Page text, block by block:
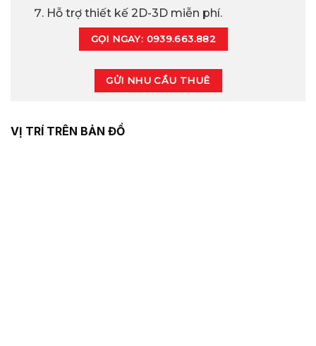
Hỗ trợ thiết kế 2D-3D miễn phí.
GỌI NGAY: 0939.663.882
GỬI NHU CẦU THUÊ
VỊ TRÍ TRÊN BẢN ĐỒ